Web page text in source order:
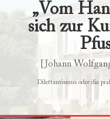
„Vom
sich zur
[Johann
Dilettantismus oder die